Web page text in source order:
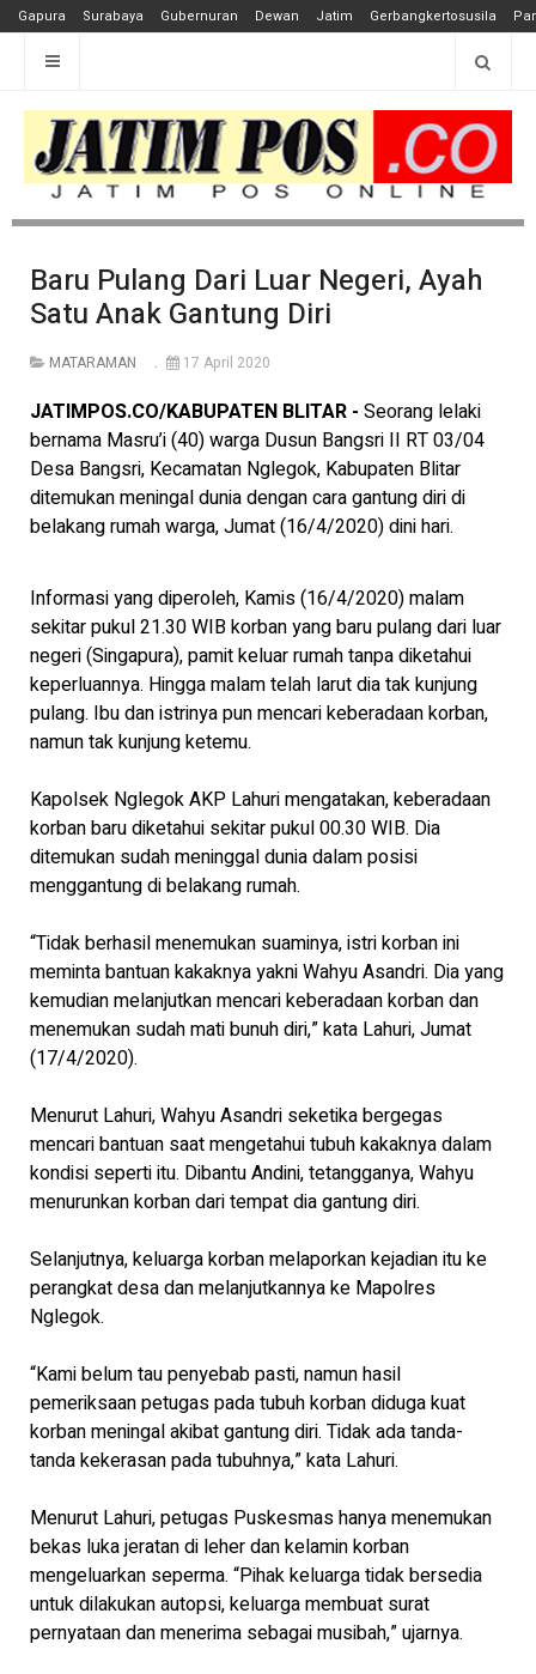
Gapura Surabaya Gubernuran Dewan Jatim Gerbangkertosusila
Baru Pulang Dari Luar Negeri, Ayah
Satu Anak Gantung Diri
MATARAMAN 17 April 2020
JATIMPOS.CO/KABUPATEN BLITAR - Seorang lelaki
bernama Masru’i (40) warga Dusun Bangsri II RT 03/04
Desa Bangsri, Kecamatan Nglegok, Kabupaten Blitar
ditemukan meningal dunia dengan cara gantung diri di
belakang rumah warga, Jumat (16/4/2020) dini hari.
Informasi yang diperoleh, Kamis (16/4/2020) malam
sekitar pukul 21.30 WIB korban yang baru pulang dari luar
negeri (Singapura), pamit keluar rumah tanpa diketahui
keperluannya. Hingga malam telah larut dia tak kunjung
pulang. Ibu dan istrinya pun mencari keberadaan korban,
namun tak kunjung ketemu.
Kapolsek Nglegok AKP Lahuri mengatakan, keberadaan
korban baru diketahui sekitar pukul 00.30 WIB. Dia
ditemukan sudah meninggal dunia dalam posisi
menggantung di belakang rumah.
“Tidak berhasil menemukan suaminya, istri korban ini
meminta bantuan kakaknya yakni Wahyu Asandri. Dia yang
kemudian melanjutkan mencari keberadaan korban dan
menemukan sudah mati bunuh diri,” kata Lahuri, Jumat
(17/4/2020).
Menurut Lahuri, Wahyu Asandri seketika bergegas
mencari bantuan saat mengetahui tubuh kakaknya dalam
kondisi seperti itu. Dibantu Andini, tetangganya, Wahyu
menurunkan korban dari tempat dia gantung diri.
Selanjutnya, keluarga korban melaporkan kejadian itu ke
perangkat desa dan melanjutkannya ke Mapolres
Nglegok.
“Kami belum tau penyebab pasti, namun hasil
pemeriksaan petugas pada tubuh korban diduga kuat
korban meningal akibat gantung diri. Tidak ada tanda-
tanda kekerasan pada tubuhnya,” kata Lahuri.
Menurut Lahuri, petugas Puskesmas hanya menemukan
bekas luka jeratan di leher dan kelamin korban
mengeluarkan seperma. “Pihak keluarga tidak bersedia
untuk dilakukan autopsi, keluarga membuat surat
pernyataan dan menerima sebagai musibah,” ujarnya.